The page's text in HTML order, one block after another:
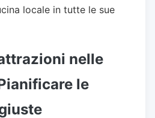
locale in tutte le sue
nelle
le